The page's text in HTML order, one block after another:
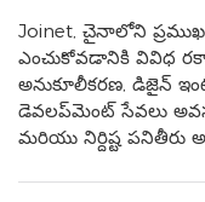
Joinet, చైనాలోని
ఎంచుకోవడానికి వివిధ
అనుకూలీకరణ, డిజైన్
డెవలప్‌మెంట్ సేవలు
మరియు నిర్దిష్ట పనితీరు